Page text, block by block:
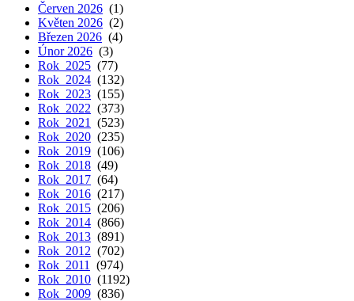
Červen 2026 (1)
Květen 2026 (2)
Březen 2026 (4)
Únor 2026 (3)
Rok 2025 (77)
Rok 2024 (132)
Rok 2023 (155)
Rok 2022 (373)
Rok 2021
(523)
Rok 2020 (235)
Rok 2019 (106)
Rok 2018 (49)
Rok 2017 (64)
Rok 2016 (217)
Rok 2015 (206)
Rok 2014 (866)
Rok 2013 (891)
Rok 2012 (702)
Rok 2011
(974)
Rok 2010 (1192)
Rok 2009 (836)